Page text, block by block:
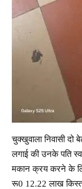
चुक्खुवाला निवासी दो
लगाई की उनके पति
मकान क्रय करने के लिए
रू0 12.22 लाख किस्त